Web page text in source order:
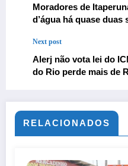
Moradores de
d’água há quase duas
Next post
Alerj não vota lei do
do Rio perde mais de
RELACIONADOS